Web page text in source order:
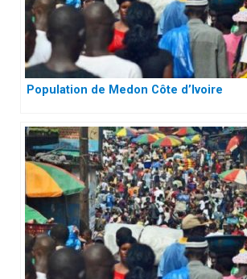
Population de Medon Côte d’Ivoire